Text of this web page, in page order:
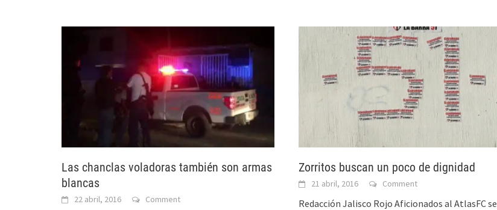
Las chanclas voladoras también son armas
blancas
22 abril, 2016 Comment
Zorritos buscan un poco de dignidad
21 abril, 2016 Comment
Redacción Jalisco Rojo Aficionados al AtlasFC se